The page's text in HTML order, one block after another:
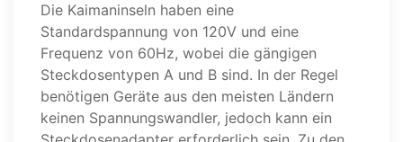
Die Kaimaninseln haben eine
Standardspannung von 120V und eine
Frequenz von 60Hz, wobei die gängigen
Steckdosentypen A und B sind. In der Regel
benötigen Geräte aus den meisten Ländern
keinen Spannungswandler, jedoch kann ein